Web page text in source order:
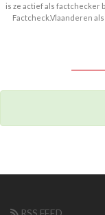
is ze actief als factchecker
Factcheck.Vlaanderen
RSS FEED